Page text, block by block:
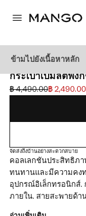
ข้ามไปยังเนื้อหาหลัก
PERFORMANCE
กระเป๋าเป้มัลติฟั
ลดราคาเริ่มต้น [฿
฿ 4,490.00
ราคาปัจจุบัน [฿฿ 2,490.00
เลือกสี
จัดส่งถึงบ้านอย่างสะดวกสบาย
คอลเลกชันประสิทธิภา
ทนทานและมีความคง
อุปกรณ์อิเล็กทรอนิกส์.
ภายใน. สายสะพายด้า